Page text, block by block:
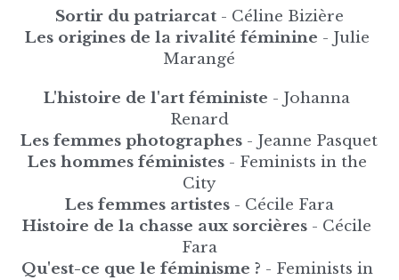
Sortir du patriarcat - Céline Bizière
Les origines de la rivalité féminine - Julie
Marangé
L'histoire de l'art féministe - Johanna
Renard
Les femmes photographes - Jeanne Pasquet
Les hommes féministes - Feminists in the
City
Les femmes artistes - Cécile Fara
Histoire de la chasse aux sorcières - Cécile
Fara
Qu'est-ce que le féminisme ? - Feminists in